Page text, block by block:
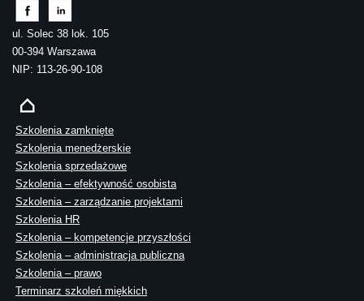
ul. Solec 38 lok. 105
00-394 Warszawa
NIP: 113-26-90-108
Szkolenia zamknięte
Szkolenia menedżerskie
Szkolenia sprzedażowe
Szkolenia – efektywność osobista
Szkolenia – zarządzanie projektami
Szkolenia HR
Szkolenia – kompetencje przyszłości
Szkolenia – administracja publiczna
Szkolenia – prawo
Terminarz szkoleń miękkich